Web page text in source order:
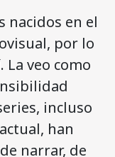
nacidos en el
por lo
veo como
incluso
han
narrar, de